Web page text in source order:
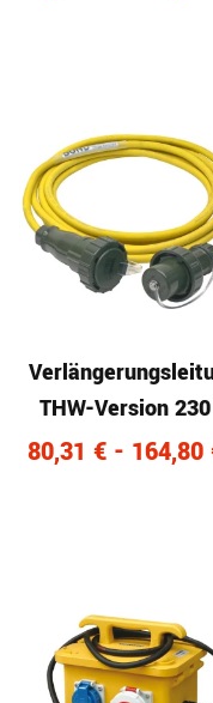
THW-Version
80,31 € - 164,80